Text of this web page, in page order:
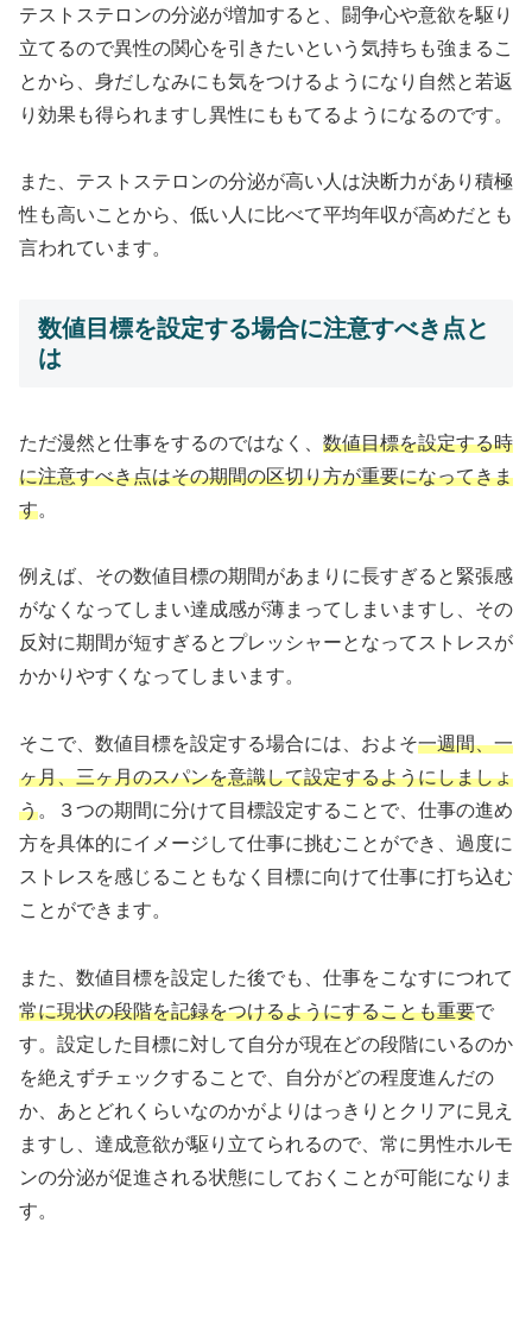
テストステロンの分泌が増加すると、闘争心や意欲を駆り
立てるので異性の関心を引きたいという気持ちも強まるこ
とから、身だしなみにも気をつけるようになり自然と若返
り効果も得られますし異性にももてるようになるのです。
また、テストステロンの分泌が高い人は決断力があり積極
性も高いことから、低い人に比べて平均年収が高めだとも
言われています。
数値目標を設定する場合に注意すべき点と
は
ただ漫然と仕事をするのではなく、 数値目標を設定する時
に注意すべき点はその期間の区切り方が重要になってきま
す。
例えば、その数値目標の期間があまりに長すぎると緊張感
がなくなってしまい達成感が薄まってしまいますし、その
反対に期間が短すぎるとプレッシャーとなってストレスが
かかりやすくなってしまいます。
そこで、数値目標を設定する場合には、およそ一週間、一
ヶ月、三ヶ月のスパンを意識して設定するようにしましょ
う。３つの期間に分けて目標設定することで、仕事の進め
方を具体的にイメージして仕事に挑むことができ、過度に
ストレスを感じることもなく目標に向けて仕事に打ち込む
ことができます。
また、数値目標を設定した後でも、仕事をこなすにつれて
常に現状の段階を記録をつけるようにすることも重要で
す。設定した目標に対して自分が現在どの段階にいるのか
を絶えずチェックすることで、自分がどの程度進んだの
か、あとどれくらいなのかがよりはっきりとクリアに見え
ますし、達成意欲が駆り立てられるので、常に男性ホルモ
ンの分泌が促進される状態にしておくことが可能になりま
す。